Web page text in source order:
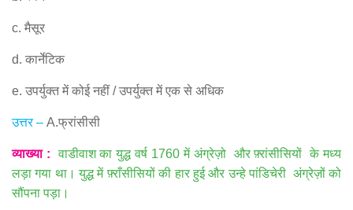
c. मैसूर
d. कार्नेटिक
e. उपर्युक्त में कोई नहीं /उपर्युक्त में एक से अधिक
उत्तर– A.फ्रांसीसी
व्याख्या: वाडीवाश का युद्ध वर्ष 1760में अंग्रेज़ो और फ़्रांसीसियों के मध्य
लड़ा गया था। युद्ध में फ़्राँसीसियों की हार हुई और उन्हे पांडिचेरी अंग्रेज़ों को
सौंपना पड़ा।